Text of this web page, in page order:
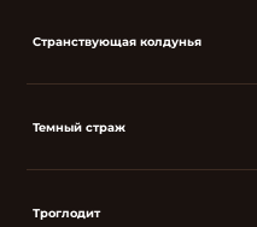
Странствующая колдунья
Темный страж
Троглодит